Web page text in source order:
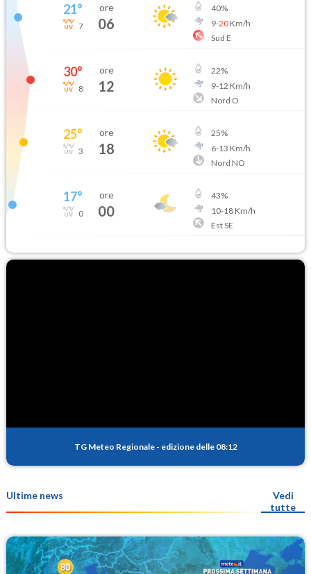
21°
7
ore
06
40%
9-20Km/h
Sud E
30°
8
ore
12
22%
9-12 Km/h
Nord O
25°
3
ore
18
25%
6-13 Km/h
Nord NO
17°
0
ore
00
43%
10-18Km/h
Est SE
TG Meteo Regionale - edizione delle 08:12
Ultime news
Vedi
tutte